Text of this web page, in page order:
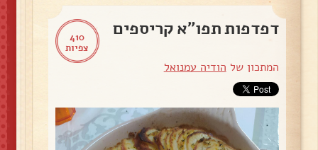
410
צפיות
דפדפות תפו"א קריספים
המתכון של הודיה עמנואל